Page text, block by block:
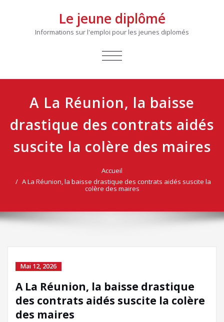
Le jeune diplômé
Informations sur l'emploi pour les jeunes diplomés
AFFICHER/MASQUER
A La Réunion, la baisse
drastique des contrats aidés
suscite la colère des maires
Accueil
A La Réunion, la baisse drastique des contrats aidés suscite la
colère des maires
Mai 12, 2026
A La Réunion, la baisse drastique
des contrats aidés suscite la colère
des maires